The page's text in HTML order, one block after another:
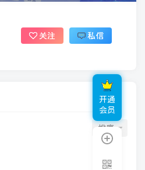
关注 私信
排序
开通
会员